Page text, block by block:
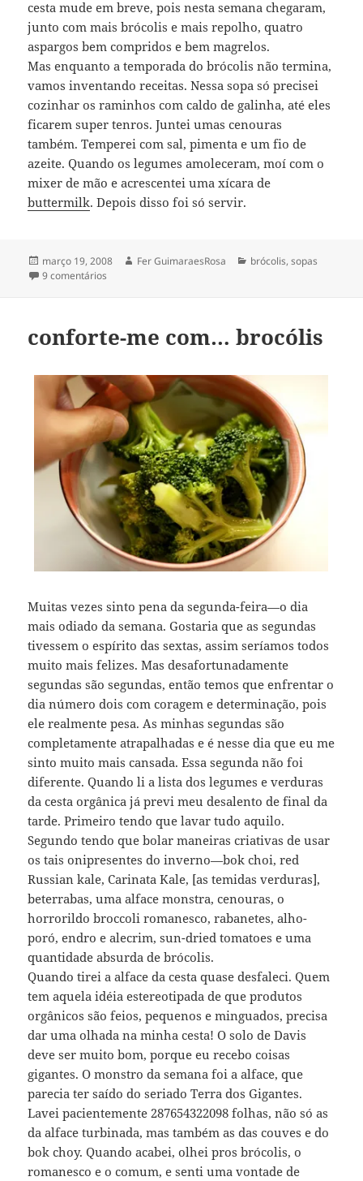
cesta mude em breve, pois nesta semana chegaram,
junto com mais brócolis e mais repolho, quatro
aspargos bem compridos e bem magrelos.
Mas enquanto a temporada do brócolis não termina,
vamos inventando receitas. Nessa sopa só precisei
cozinhar os raminhos com caldo de galinha, até eles
ficarem super tenros. Juntei umas cenouras
também. Temperei com sal, pimenta e um fio de
azeite. Quando os legumes amoleceram, moí com o
mixer de mão e acrescentei uma xícara de
buttermilk. Depois disso foi só servir.
Publicado
em
março 19, 2008 Autor
Fer GuimaraesRosa Categorias
brócolis,sopas
9 comentários
conforte-me com… brocólis
Muitas vezes sinto pena da segunda-feira—o dia
mais odiado da semana. Gostaria que as segundas
tivessem o espírito das sextas, assim seríamos todos
muito mais felizes. Mas desafortunadamente
segundas são segundas, então temos que enfrentar o
dia número dois com coragem e determinação, pois
ele realmente pesa. As minhas segundas são
completamente atrapalhadas e é nesse dia que eu me
sinto muito mais cansada. Essa segunda não foi
diferente. Quando li a lista dos legumes e verduras
da cesta orgânica já previ meu desalento de final da
tarde. Primeiro tendo que lavar tudo aquilo.
Segundo tendo que bolar maneiras criativas de usar
os tais onipresentes do inverno—bok choi, red
Russian kale, Carinata Kale, [as temidas verduras],
beterrabas, uma alface monstra, cenouras, o
horrorildo broccoli romanesco, rabanetes, alho-
poró, endro e alecrim, sun-dried tomatoes e uma
quantidade absurda de brócolis.
Quando tirei a alface da cesta quase desfaleci. Quem
tem aquela idéia estereotipada de que produtos
orgânicos são feios, pequenos e minguados, precisa
dar uma olhada na minha cesta! O solo de Davis
deve ser muito bom, porque eu recebo coisas
gigantes. O monstro da semana foi a alface, que
parecia ter saído do seriado Terra dos Gigantes.
Lavei pacientemente 287654322098 folhas, não só as
da alface turbinada, mas também as das couves e do
bok choy. Quando acabei, olhei pros brócolis, o
romanesco e o comum, e senti uma vontade de